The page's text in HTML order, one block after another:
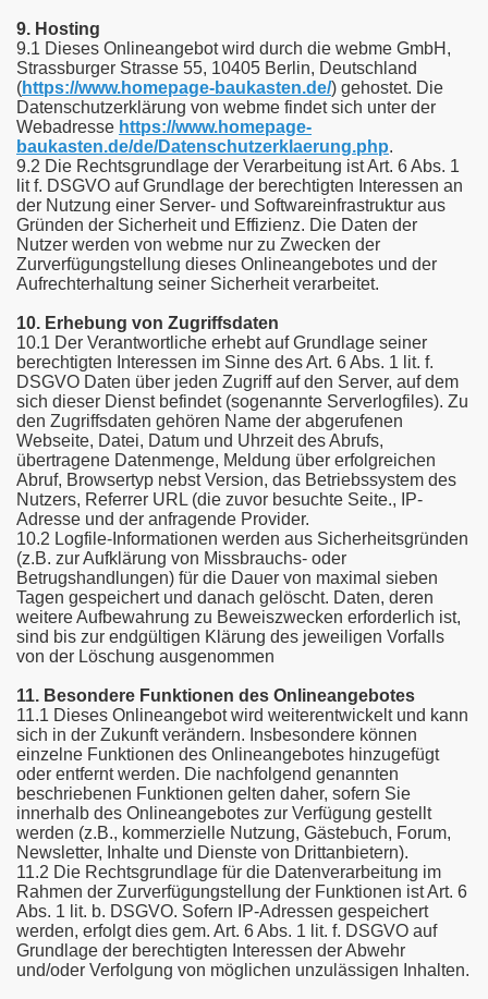
9. Hosting
9.1 Dieses Onlineangebot wird durch die webme GmbH,
Strassburger Strasse 55, 10405 Berlin, Deutschland
(https://www.homepage-baukasten.de/) gehostet. Die
Datenschutzerklärung von webme findet sich unter der
Webadresse https://www.homepage-
baukasten.de/de/Datenschutzerklaerung.php.
9.2 Die Rechtsgrundlage der Verarbeitung ist Art. 6 Abs. 1
lit f. DSGVO auf Grundlage der berechtigten Interessen an
der Nutzung einer Server- und Softwareinfrastruktur aus
Gründen der Sicherheit und Effizienz. Die Daten der
Nutzer werden von webme nur zu Zwecken der
Zurverfügungstellung dieses Onlineangebotes und der
Aufrechterhaltung seiner Sicherheit verarbeitet.
10. Erhebung von Zugriffsdaten
10.1 Der Verantwortliche erhebt auf Grundlage seiner
berechtigten Interessen im Sinne des Art. 6 Abs. 1 lit. f.
DSGVO Daten über jeden Zugriff auf den Server, auf dem
sich dieser Dienst befindet (sogenannte Serverlogfiles). Zu
den Zugriffsdaten gehören Name der abgerufenen
Webseite, Datei, Datum und Uhrzeit des Abrufs,
übertragene Datenmenge, Meldung über erfolgreichen
Abruf, Browsertyp nebst Version, das Betriebssystem des
Nutzers, Referrer URL (die zuvor besuchte Seite., IP-
Adresse und der anfragende Provider.
10.2 Logfile-Informationen werden aus Sicherheitsgründen
(z.B. zur Aufklärung von Missbrauchs- oder
Betrugshandlungen) für die Dauer von maximal sieben
Tagen gespeichert und danach gelöscht. Daten, deren
weitere Aufbewahrung zu Beweiszwecken erforderlich ist,
sind bis zur endgültigen Klärung des jeweiligen Vorfalls
von der Löschung ausgenommen
11. Besondere Funktionen des Onlineangebotes
11.1 Dieses Onlineangebot wird weiterentwickelt und kann
sich in der Zukunft verändern. Insbesondere können
einzelne Funktionen des Onlineangebotes hinzugefügt
oder entfernt werden. Die nachfolgend genannten
beschriebenen Funktionen gelten daher, sofern Sie
innerhalb des Onlineangebotes zur Verfügung gestellt
werden (z.B., kommerzielle Nutzung, Gästebuch, Forum,
Newsletter, Inhalte und Dienste von Drittanbietern).
11.2 Die Rechtsgrundlage für die Datenverarbeitung im
Rahmen der Zurverfügungstellung der Funktionen ist Art. 6
Abs. 1 lit. b. DSGVO. Sofern IP-Adressen gespeichert
werden, erfolgt dies gem. Art. 6 Abs. 1 lit. f. DSGVO auf
Grundlage der berechtigten Interessen der Abwehr
und/oder Verfolgung von möglichen unzulässigen Inhalten.